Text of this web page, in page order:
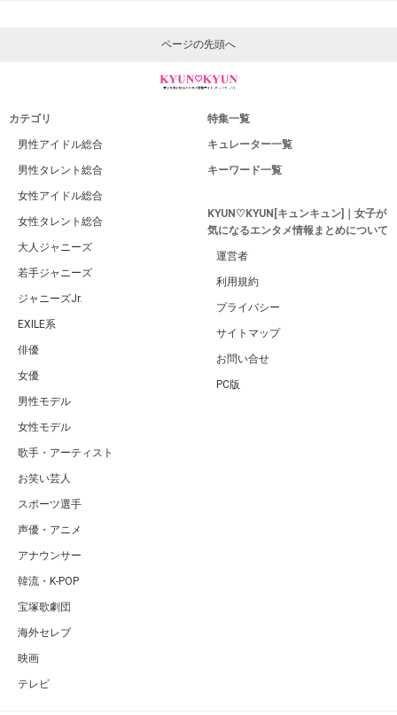
ページの先頭へ
カテゴリ
男性アイドル総合
男性タレント総合
女性アイドル総合
女性タレント総合
大人ジャニーズ
若手ジャニーズ
ジャニーズJr.
EXILE系
俳優
女優
男性モデル
女性モデル
歌手・アーティスト
お笑い芸人
スポーツ選手
声優・アニメ
アナウンサー
韓流・K-POP
宝塚歌劇団
海外セレブ
映画
テレビ
特集一覧
キュレーター一覧
キーワード一覧
KYUN♡KYUN[キュンキュン]｜女子が
気になるエンタメ情報まとめについて
運営者
利用規約
プライバシー
サイトマップ
お問い合せ
PC版